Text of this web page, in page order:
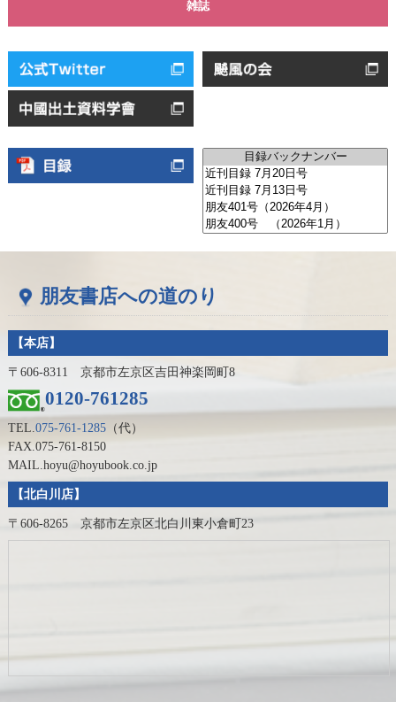
雑誌
朋友書店への道のり
【本店】
〒606-8311 京都市左京区吉田神楽岡町8
0120-761285
TEL.075-761-1285（代）
FAX.075-761-8150
MAIL.hoyu@hoyubook.co.jp
【北白川店】
〒606-8265 京都市左京区北白川東小倉町23